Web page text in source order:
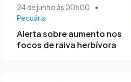
24 de junho às 00h00
•
Pecuária
Alerta sobre aumento nos
focos de raiva herbívora